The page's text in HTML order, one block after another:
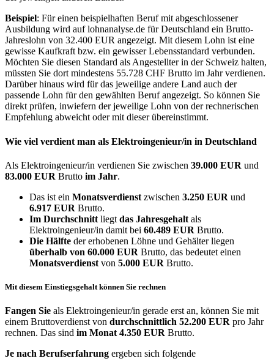
Beispiel: Für einen beispielhaften Beruf mit abgeschlossener
Ausbildung wird auf lohnanalyse.de für Deutschland ein Brutto-
Jahreslohn von 32.400 EUR angezeigt. Mit diesem Lohn ist eine
gewisse Kaufkraft bzw. ein gewisser Lebensstandard verbunden.
Möchten Sie diesen Standard als Angestellter in der Schweiz halten,
müssten Sie dort mindestens 55.728 CHF Brutto im Jahr verdienen.
Darüber hinaus wird für das jeweilige andere Land auch der
passende Lohn für den gewählten Beruf angezeigt. So können Sie
direkt prüfen, inwiefern der jeweilige Lohn von der rechnerischen
Empfehlung abweicht oder mit dieser übereinstimmt.
Wie viel verdient man als Elektroingenieur/in in Deutschland
Als Elektroingenieur/in verdienen Sie zwischen 39.000 EUR und
83.000 EUR Brutto im Jahr.
Das ist ein Monatsverdienst zwischen 3.250 EUR und
6.917 EUR Brutto.
Im Durchschnitt liegt das Jahresgehalt als
Elektroingenieur/in damit bei 60.489 EUR Brutto.
Die Hälfte der erhobenen Löhne und Gehälter liegen
überhalb von 60.000 EUR Brutto, das bedeutet einen
Monatsverdienst von 5.000 EUR Brutto.
Mit diesem Einstiegsgehalt können Sie rechnen
Fangen Sie als Elektroingenieur/in gerade erst an, können Sie mit
einem Bruttoverdienst von durchschnittlich 52.200 EUR pro Jahr
rechnen. Das sind im Monat 4.350 EUR Brutto.
Je nach Berufserfahrung ergeben sich folgende